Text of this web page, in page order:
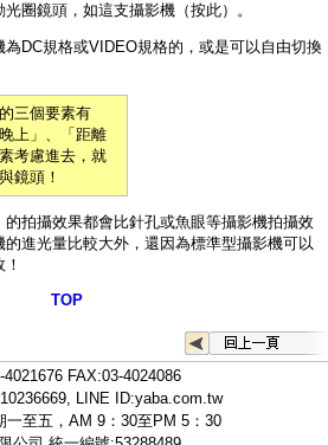
光圈鏡頭，如這支攝影機（按此） 。
DC規格或VIDEO規格的，或是可以自由切換
三個要素有
上」、「距離
考慮進去，就
鏡頭！
拍攝效果都會比針孔或魚眼等攝影機拍攝效
進光量比較大外，還因為標準型攝影機可以
TOP
4021676 FAX:03-4024086
LINE ID:yaba.com.tw
一至五，AM 9：30至PM 5：30